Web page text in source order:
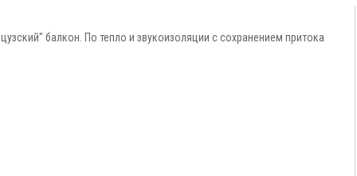
балкон. По тепло и звукоизоляции с сохранением притока